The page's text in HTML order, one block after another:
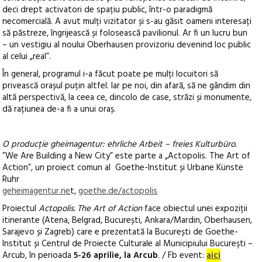
deci drept activatori de spațiu public, într-o paradigmă
necomercială. A avut mulți vizitator și s-au găsit oameni interesați
să păstreze, îngrijească și folosească pavilionul. Ar fi un lucru bun
– un vestigiu al noului Oberhausen provizoriu devenind loc public
al celui „real”.
În general, programul i-a făcut poate pe mulți locuitori să
privească orașul puțin altfel. Iar pe noi, din afară, să ne gândim din
altă perspectivă, la ceea ce, dincolo de case, străzi și monumente,
dă rațiunea de-a fi a unui oraș.
O producție gheimagentur: ehrliche Arbeit – freies Kulturbüro.
”We Are Building a New City” este parte a „Actopolis. The Art of
Action”, un proiect comun al Goethe-Institut și Urbane Künste
Ruhr
geheimagentur.net,goethe.de/actopolis
ProiectulActopolis. The Art of Actionface obiectul unei expoziții
itinerante (Atena, Belgrad, București, Ankara/Mardin, Oberhausen,
Sarajevo și Zagreb) care e prezentată la București de Goethe-
Institut și Centrul de Proiecte Culturale al Municipiului Bucureşti –
Arcub, în perioada5-26 aprilie, la Arcub. / Fb event:aici